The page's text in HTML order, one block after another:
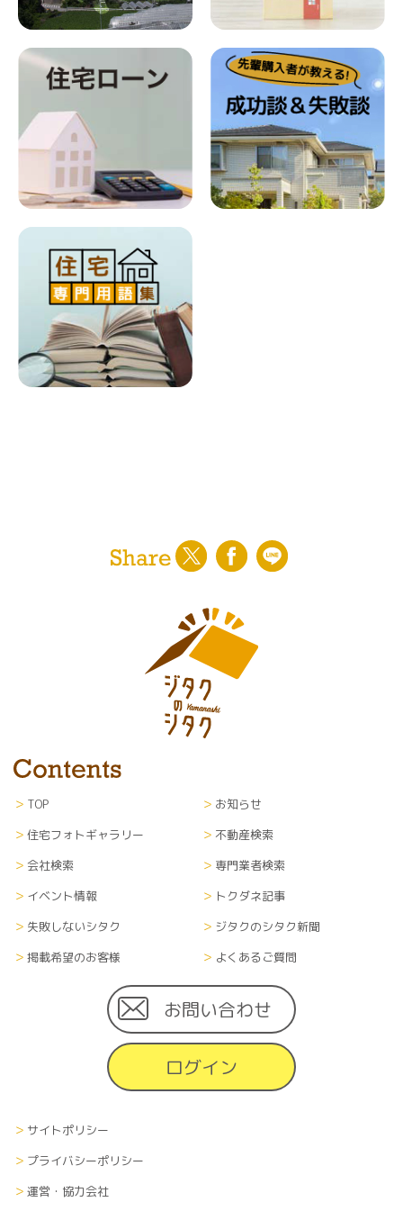
TOP
お知らせ
住宅フォトギャラリー
不動産検索
会社検索
専門業者検索
イベント情報
トクダネ記事
失敗しないシタク
ジタクのシタク新聞
掲載希望のお客様
よくあるご質問
お問い合わせ
ログイン
サイトポリシー
プライバシーポリシー
運営・協力会社